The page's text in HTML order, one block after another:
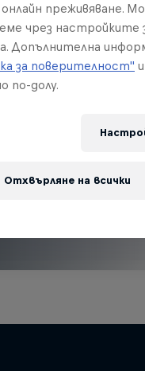
an action-packed
преживяване.
чрез настройките
Допълнителна
за поверителност"
по-долу.
Отхвърляне на всички